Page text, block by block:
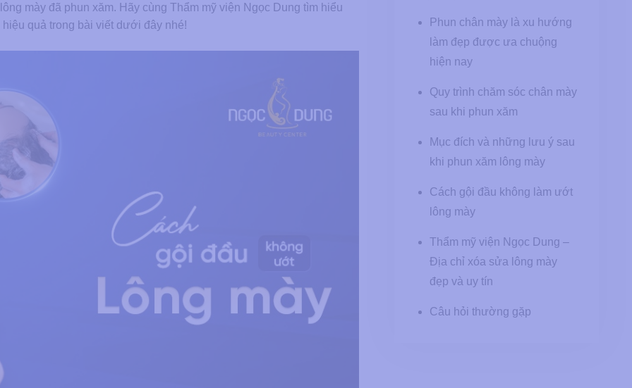
mày đã phun xăm. Hãy cùng Thẩm mỹ viện Ngọc Dung tìm hiểu
quả trong bài viết dưới đây nhé!
Phun chân mày là xu hướng
làm đẹp được ưa chuộng
hiện nay
Quy trình chăm sóc chân mày
sau khi phun xăm
Mục đích và những lưu ý sau
khi phun xăm lông mày
Cách gội đầu không làm ướt
lông mày
Thẩm mỹ viện Ngọc Dung –
Địa chỉ xóa sửa lông mày
đẹp và uy tín
Câu hỏi thường gặp